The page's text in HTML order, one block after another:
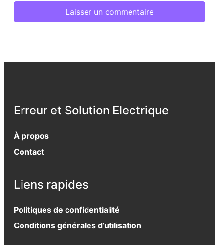
Erreur et Solution Electrique
À propos
Contact
Liens rapides
Politiques de confidentialité
Conditions générales d’utilisation